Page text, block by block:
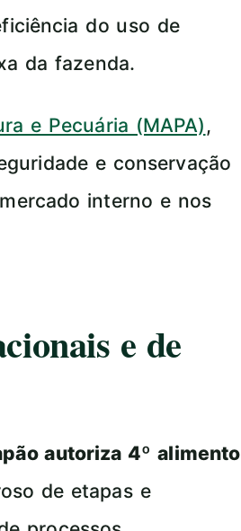
do uso de
da fazenda.
e Pecuária (MAPA),
e conservação
interno e nos
e de
autoriza 4º alimento
de etapas e